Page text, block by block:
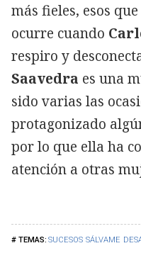
SUCESOS SÁLVAME
más fieles, esos
ocurre cuando
respiro y
Saavedra es una
sido varias las
protagonizado
por lo que ella ha
atención a otras